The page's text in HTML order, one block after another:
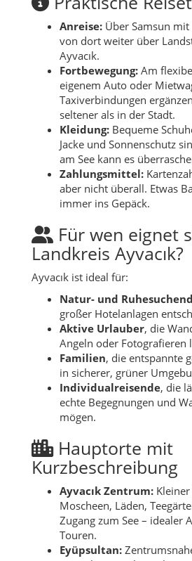
Anreise: Über Samsun
von dort weiter über
Ayvacık.
Fortbewegung: Am
eigenem Auto oder
Taxiverbindungen
seltener als in der Stadt.
Kleidung: Bequeme
Jacke und Sonnenschutz
am See kann es
Zahlungsmittel:
aber nicht überall. Etwas
immer ins Gepäck.
Für wen eignet
Landkreis Ayvacık?
Ayvacık ist ideal für:
Natur- und
großer Hotelanlagen
Aktive Urlauber, die
Angeln oder Fotografieren
Familien, die entspannte
in sicherer, grüner
Individualreisende, die
echte Begegnungen und
mögen.
Hauptorte mit
Kurzbeschreibung
Ayvacık Zentrum:
Moscheen, Läden,
Zugang zum See – idealer
Touren.
Eyüpsultan: